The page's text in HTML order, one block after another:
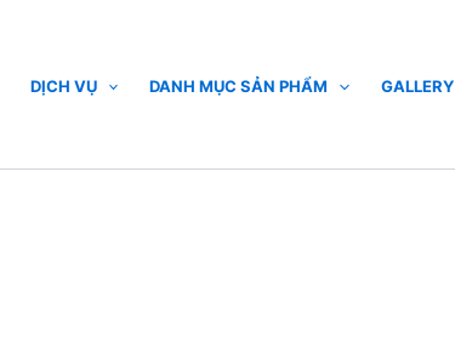
DỊCH VỤ DANH MỤC SẢN PHẨM GALLERY